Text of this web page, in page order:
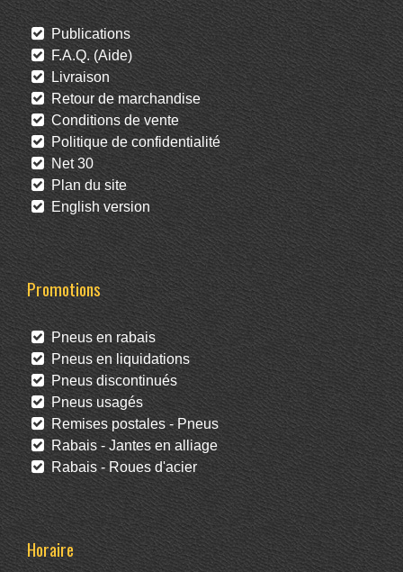
Publications
F.A.Q. (Aide)
Livraison
Retour de marchandise
Conditions de vente
Politique de confidentialité
Net 30
Plan du site
English version
Promotions
Pneus en rabais
Pneus en liquidations
Pneus discontinués
Pneus usagés
Remises postales - Pneus
Rabais - Jantes en alliage
Rabais - Roues d'acier
Horaire